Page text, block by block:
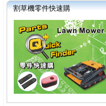
割草機零件快速購